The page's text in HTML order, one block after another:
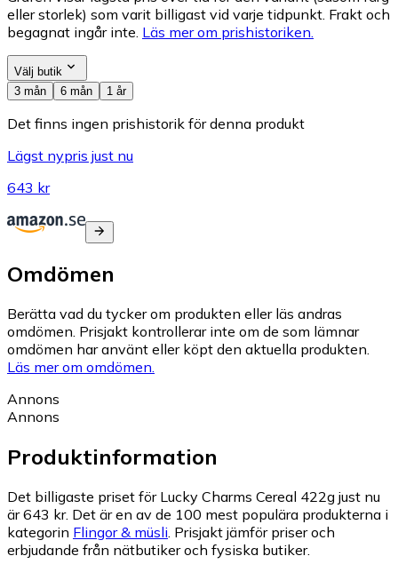
eller storlek) som varit billigast vid varje tidpunkt. Frakt och
begagnat ingår inte. Läs mer om prishistoriken.
Välj butik
3 mån
6 mån 1 år
Det finns ingen prishistorik för denna produkt
Lägst nypris just nu
643 kr
Omdömen
Berätta vad du tycker om produkten eller läs andras
omdömen. Prisjakt kontrollerar inte om de som lämnar
omdömen har använt eller köpt den aktuella produkten.
Läs mer om omdömen.
Annons
Annons
Produktinformation
Det billigaste priset för Lucky Charms Cereal 422g just nu
är 643 kr. Det är en av de 100 mest populära produkterna i
kategorin Flingor & müsli. Prisjakt jämför priser och
erbjudande från nätbutiker och fysiska butiker.